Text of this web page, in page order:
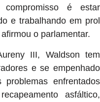
é estar
e trabalhando em prol
o parlamentar.
III, Waldson tem
e se empenhado
enfrentados
asfáltico,